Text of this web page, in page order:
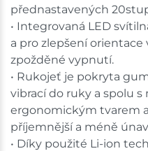
přednastavených
• Integrovaná LED
a pro zlepšení
zpožděné vypnutí.
• Rukojeť je pokryta
vibrací do ruky a spolu
ergonomickým tvarem
příjemnější a méně
• Díky použité Li-ion